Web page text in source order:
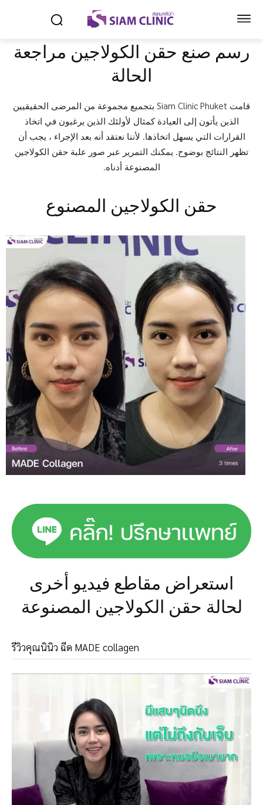
رسم صنع حقن الكولاجين مراجعة
الحالة
قامت Siam Clinic Phuket بتجميع مجموعة من المرضى الحقيقيين
الذين يأتون إلى العيادة كمثال لأولئك الذين يرغبون في اتخاذ
القرارات التي يسهل اتخاذها. لأننا نعتقد أنه بعد الإجراء ، يجب أن
تظهر النتائج بوضوح. يمكنك التمرير عبر صور علبة حقن الكولاجين
المصنوعة أدناه.
حقن الكولاجين المصنوع
استعراض مقاطع فيديو أخرى
لحالة حقن الكولاجين المصنوعة
รีวิวคุณนินิว ฉีด MADE collagen